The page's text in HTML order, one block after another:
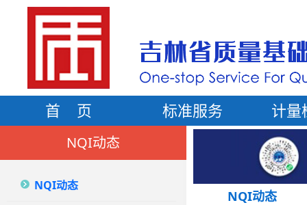
首 页 标准服务 计量
NQI动态
NQI动态
NQI动态